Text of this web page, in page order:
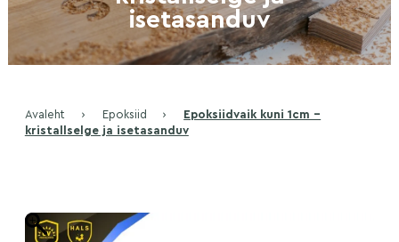
isetasanduv
Avaleht › Epoksiid ›
Epoksiidvaik kuni 1cm –
kristallselge ja isetasanduv